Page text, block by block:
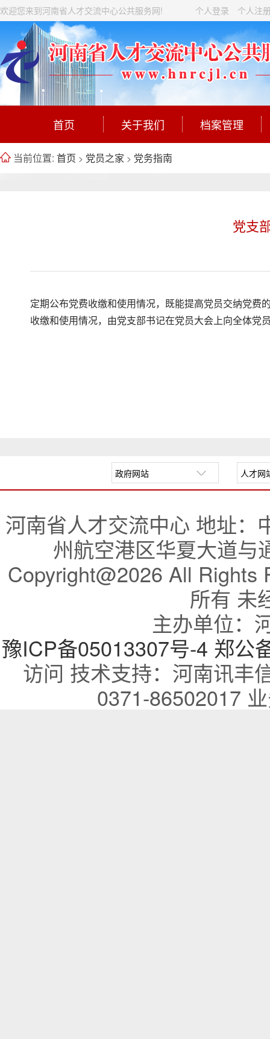
欢迎您来到河南省人才交流中心公共服务网! 个人登录 个人注
首页 关于我们 档案管理
当前位置: 首页 > 党员之家 > 党务指南
党支
定期公布党费收缴和使用情况，既能提高党员交纳党费
收缴和使用情况，由党支部书记在党员大会上向全体党
河南省人才交流中心 地址：
州航空港区华夏大道与
Copyright@2026 All Rights
所有 未
主办单位：
豫ICP备05013307号-4 郑公
访问 技术支持：河南讯丰
0371-86502017